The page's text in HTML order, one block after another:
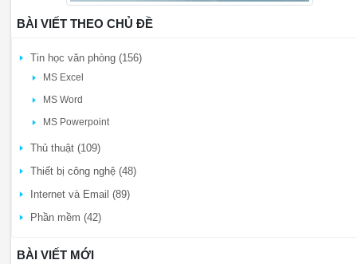
BÀI VIẾT THEO CHỦ ĐỀ
Tin học văn phòng (156)
MS Excel
MS Word
MS Powerpoint
Thủ thuật (109)
Thiết bị công nghệ (48)
Internet và Email (89)
Phần mềm (42)
BÀI VIẾT MỚI